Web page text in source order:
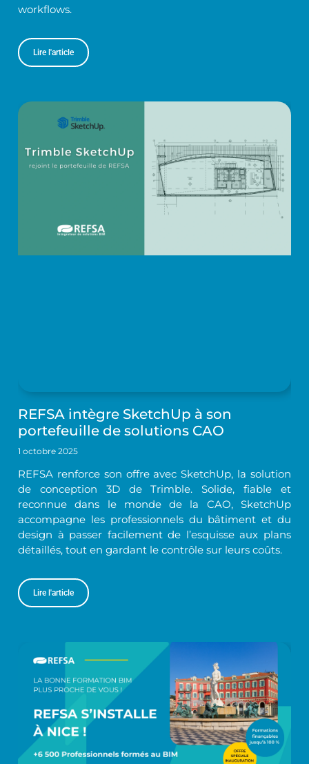
workflows.
Lire l'article
REFSA intègre SketchUp à son
portefeuille de solutions CAO
1 octobre 2025
REFSA renforce son offre avec SketchUp, la solution
de conception 3D de Trimble. Solide, fiable et
reconnue dans le monde de la CAO, SketchUp
accompagne les professionnels du bâtiment et du
design à passer facilement de l’esquisse aux plans
détaillés, tout en gardant le contrôle sur leurs coûts.
Lire l'article